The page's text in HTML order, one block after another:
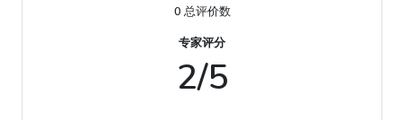
0 总评价数
专家评分
2/5